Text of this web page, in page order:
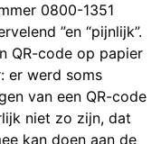
0800-1351
”en “pijnlijk”.
QR-code op papier
er werd soms
van een QR-code
niet zo zijn, dat
kan doen aan de